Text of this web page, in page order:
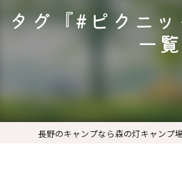
タグ『#ピクニ
一覧
長野のキャンプなら森の灯キャンプ